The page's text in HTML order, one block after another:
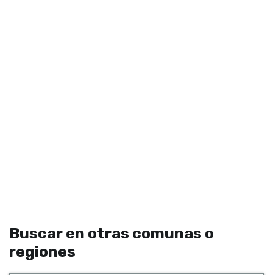
Buscar en otras comunas o
regiones